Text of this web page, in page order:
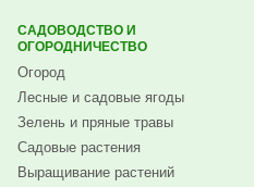
САДОВОДСТВО И
ОГОРОДНИЧЕСТВО
Огород
Лесные и садовые ягоды
Зелень и пряные травы
Садовые растения
Выращивание растений